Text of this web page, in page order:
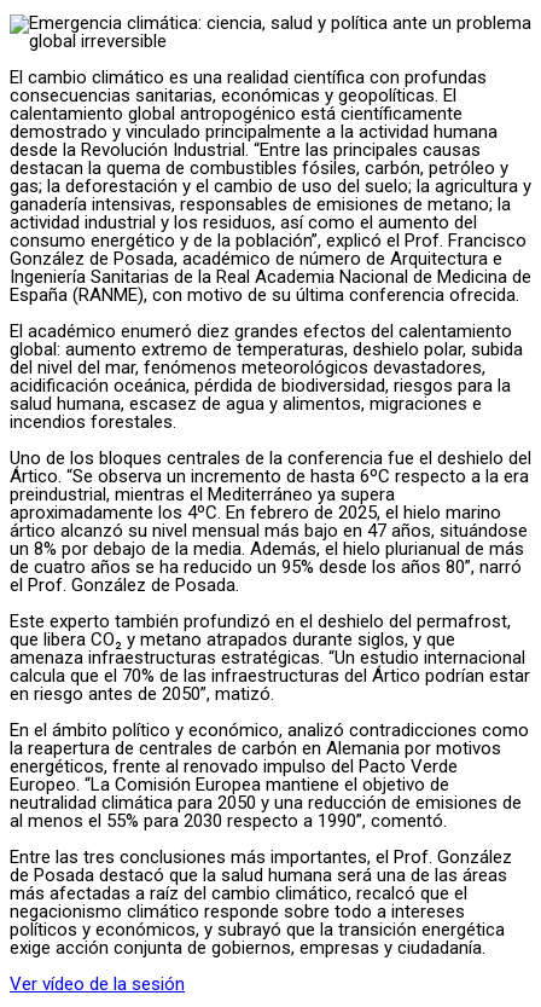
El cambio climático es una realidad científica con profundas
consecuencias sanitarias, económicas y geopolíticas. El
calentamiento global antropogénico está científicamente
demostrado y vinculado principalmente a la actividad humana
desde la Revolución Industrial. “Entre las principales causas
destacan la quema de combustibles fósiles, carbón, petróleo y
gas; la deforestación y el cambio de uso del suelo; la agricultura y
ganadería intensivas, responsables de emisiones de metano; la
actividad industrial y los residuos, así como el aumento del
consumo energético y de la población”, explicó el Prof. Francisco
González de Posada, académico de número de Arquitectura e
Ingeniería Sanitarias de la Real Academia Nacional de Medicina de
España (RANME), con motivo de su última conferencia ofrecida.
El académico enumeró diez grandes efectos del calentamiento
global: aumento extremo de temperaturas, deshielo polar, subida
del nivel del mar, fenómenos meteorológicos devastadores,
acidificación oceánica, pérdida de biodiversidad, riesgos para la
salud humana, escasez de agua y alimentos, migraciones e
incendios forestales.
Uno de los bloques centrales de la conferencia fue el deshielo del
Ártico. “Se observa un incremento de hasta 6ºC respecto a la era
preindustrial, mientras el Mediterráneo ya supera
aproximadamente los 4ºC. En febrero de 2025, el hielo marino
ártico alcanzó su nivel mensual más bajo en 47 años, situándose
un 8% por debajo de la media. Además, el hielo plurianual de más
de cuatro años se ha reducido un 95% desde los años 80”, narró
el Prof. González de Posada.
Este experto también profundizó en el deshielo del permafrost,
que libera CO₂ y metano atrapados durante siglos, y que
amenaza infraestructuras estratégicas. “Un estudio internacional
calcula que el 70% de las infraestructuras del Ártico podrían estar
en riesgo antes de 2050”, matizó.
En el ámbito político y económico, analizó contradicciones como
la reapertura de centrales de carbón en Alemania por motivos
energéticos, frente al renovado impulso del Pacto Verde
Europeo. “La Comisión Europea mantiene el objetivo de
neutralidad climática para 2050 y una reducción de emisiones de
al menos el 55% para 2030 respecto a 1990”, comentó.
Entre las tres conclusiones más importantes, el Prof. González
de Posada destacó que la salud humana será una de las áreas
más afectadas a raíz del cambio climático, recalcó que el
negacionismo climático responde sobre todo a intereses
políticos y económicos, y subrayó que la transición energética
exige acción conjunta de gobiernos, empresas y ciudadanía.
Ver vídeo de la sesión